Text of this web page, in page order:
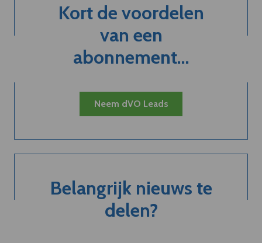
Kort de voordelen
van een
abonnement...
Neem dVO Leads
Belangrijk nieuws te
delen?